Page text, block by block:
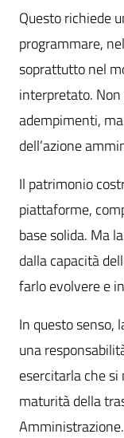
Questo richiede
programmare,
soprattutto nel
interpretato.
adempimenti,
dell’azione
Il patrimonio
piattaforme,
base solida. Ma
dalla capacità
farlo evolvere e
In questo senso,
una
esercitarla che
maturità della
Amministrazione.